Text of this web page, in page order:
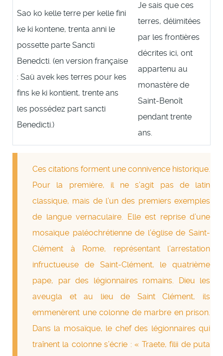
Sao ko kelle terre per kelle fini
ke ki kontene, trenta anni le
possette parte Sancti
Benedcti. (en version française
: Saü avek kes terres pour kes
fins ke ki kontient, trente ans
les possédez part sancti
Benedicti.)
Je sais que ces
terres, délimitées
par les frontières
décrites ici, ont
appartenu au
monastère de
Saint-Benoît
pendant trente
ans.
Ces citations forment une connivence historique.
Pour la première, il ne s’agit pas de latin
classique, mais de l’un des premiers exemples
de langue vernaculaire. Elle est reprise d’une
mosaïque paléochrétienne de l’église de Saint-
Clément à Rome, représentant l’arrestation
infructueuse de Saint-Clément, le quatrième
pape, par des légionnaires romains. Dieu les
aveugla et au lieu de Saint Clément, ils
emmenèrent une colonne de marbre en prison.
Dans la mosaïque, le chef des légionnaires qui
traînent la colonne s’écrie : « Traete, filii de puta